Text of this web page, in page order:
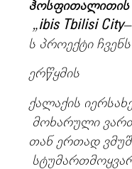
ჰოსფითალითის
„ibis Tbilisi City–
ს პროექტი ჩვენს
ერწყმის
ქალაქის
მოხარული
თან ერთად